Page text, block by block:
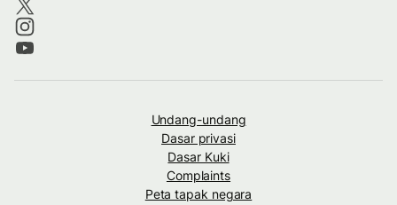
Undang-undang
Dasar privasi
Dasar Kuki
Complaints
Peta tapak negara